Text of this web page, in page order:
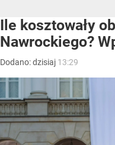
Ile kosztowały
Nawrockiego?
Dodano:dzisiaj 13:29